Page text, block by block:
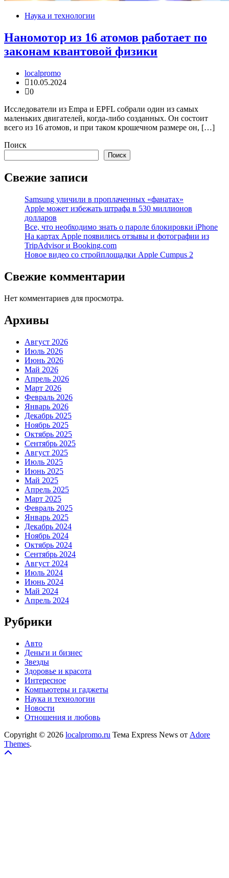
Наука и технологии
Наномотор из 16 атомов работает по
законам квантовой физики
localpromo
10.05.2024
0
Исследователи из Empa и EPFL собрали один из самых
маленьких двигателей, когда-либо созданных. Он состоит
всего из 16 атомов, и при таком крошечном размере он, […]
Поиск
Поиск
Свежие записи
Samsung уличили в проплаченных «фанатах»
Apple может избежать штрафа в 530 миллионов
долларов
Все, что необходимо знать о пароле блокировки iPhone
На картах Apple появились отзывы и фотографии из
TripAdvisor и Booking.com
Новое видео со стройплощадки Apple Cumpus 2
Свежие комментарии
Нет комментариев для просмотра.
Архивы
Август 2026
Июль 2026
Июнь 2026
Май 2026
Апрель 2026
Март 2026
Февраль 2026
Январь 2026
Декабрь 2025
Ноябрь 2025
Октябрь 2025
Сентябрь 2025
Август 2025
Июль 2025
Июнь 2025
Май 2025
Апрель 2025
Март 2025
Февраль 2025
Январь 2025
Декабрь 2024
Ноябрь 2024
Октябрь 2024
Сентябрь 2024
Август 2024
Июль 2024
Июнь 2024
Май 2024
Апрель 2024
Рубрики
Авто
Деньги и бизнес
Звезды
Здоровье и красота
Интересное
Компьютеры и гаджеты
Наука и технологии
Новости
Отношения и любовь
Copyright © 2026 localpromo.ru Тема Express News от Adore
Themes.